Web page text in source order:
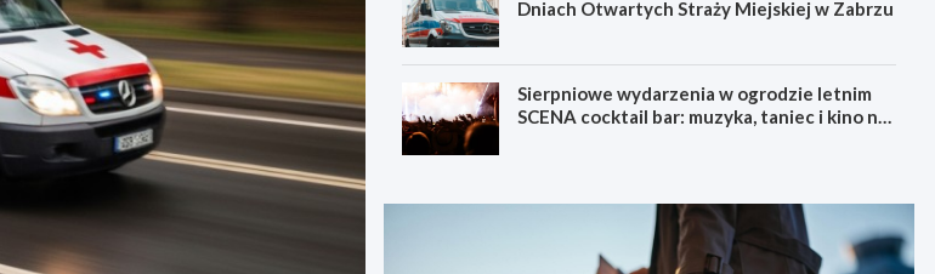
Dniach Otwartych Straży Miejskiej w Zabrzu
Sierpniowe wydarzenia w ogrodzie letnim
SCENA cocktail bar: muzyka, taniec i kino na